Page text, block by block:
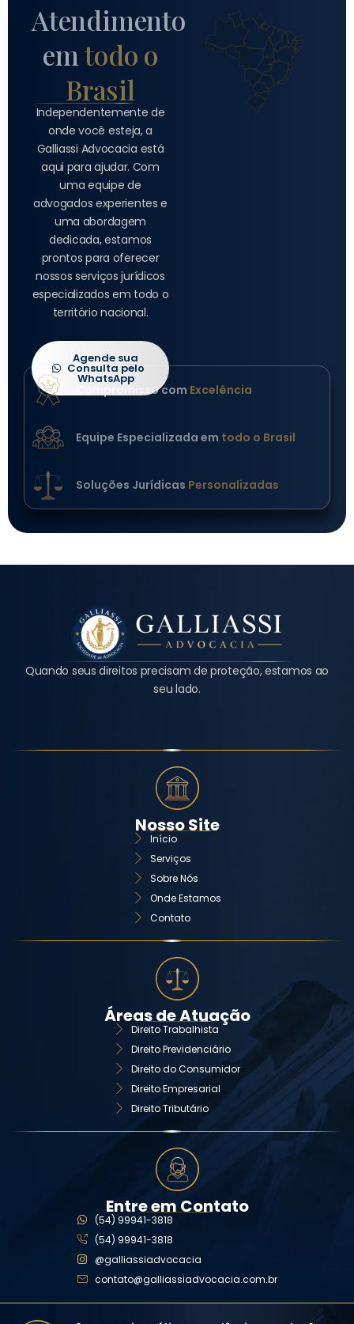
Atendimento
emtodo o
Brasil
Independentemente de
onde você esteja, a
Galliassi Advocacia está
aqui para ajudar. Com
uma equipe de
advogados experientes e
uma abordagem
dedicada, estamos
prontos para oferecer
nossos serviços jurídicos
especializados em todo o
território nacional.
Agende sua
Consulta pelo
WhatsApp
Compromisso com Excelência
Equipe Especializada em todo o Brasil
Soluções Jurídicas Personalizadas
Quando seus direitos precisam de proteção, estamos ao
seu lado.
Nosso Site
Início
Serviços
Sobre Nós
Onde Estamos
Contato
Áreas de Atuação
Direito Trabalhista
Direito Previdenciário
Direito do Consumidor
Direito Empresarial
Direito Tributário
Entre em Contato
(54) 99941-3818
(54) 99941-3818
@galliassiadvocacia
contato@galliassiadvocacia.com.br